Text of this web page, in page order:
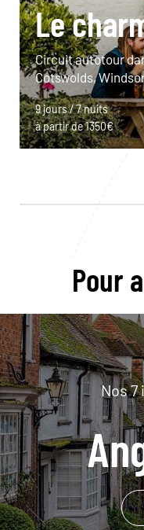
Le
Circuit autotour
Cotswolds,
9 jours / 7 nuits
à partir de 1350€
Pour
Nos 7